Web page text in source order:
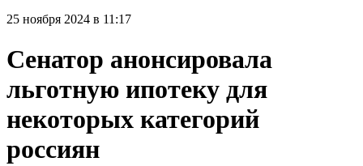
25 ноября 2024 в 11:17
Сенатор анонсировала
льготную ипотеку для
некоторых категорий
россиян